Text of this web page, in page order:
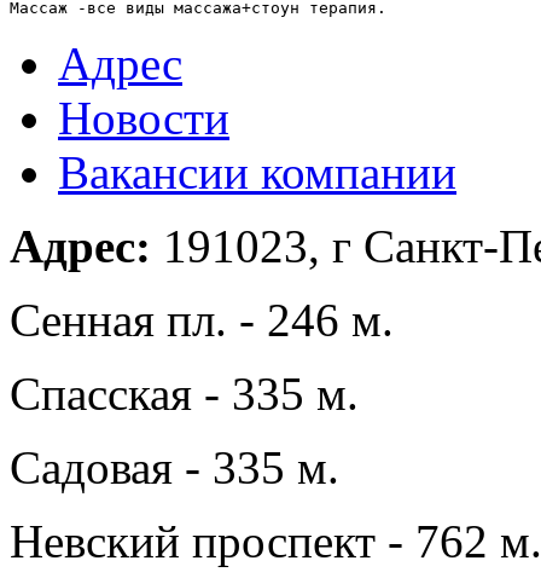
Адрес
Новости
Вакансии компании
Адрес: 191023, г Санкт-
Сенная пл. - 246 м.
Спасская - 335 м.
Садовая - 335 м.
Невский проспект - 762 м.